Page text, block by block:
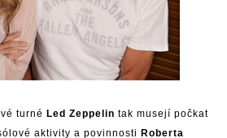
turné Led Zeppelin tak musejí počkat
aktivity a povinnosti Roberta